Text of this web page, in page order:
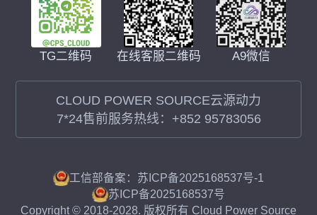
TG二维码 在线客服二维码 A9微信
CLOUD POWER SOURCE云源动力
7*24售前服务热线： +852 95783056
工信部备案：苏ICP备2025168537号-1
苏ICP备2025168537号
Copyright © 2018-2028. 版权所有 Cloud Power Source